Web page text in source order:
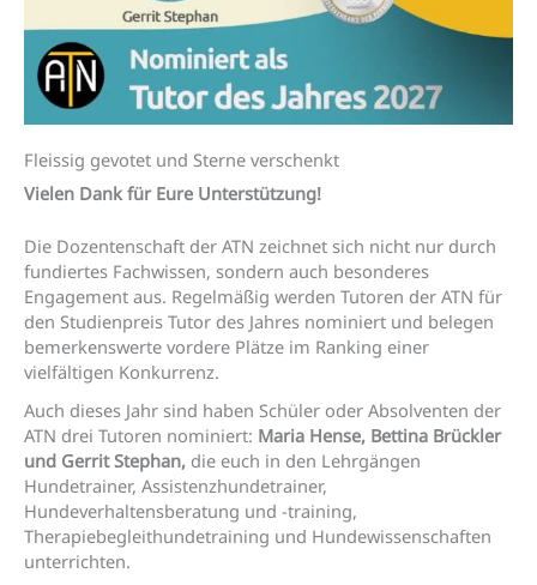
Fleissig gevotet und Sterne verschenkt
Vielen Dank für Eure Unterstützung!
Die Dozentenschaft der ATN zeichnet sich nicht nur durch
fundiertes Fachwissen, sondern auch besonderes
Engagement aus. Regelmäßig werden Tutoren der ATN für
den Studienpreis Tutor des Jahres nominiert und belegen
bemerkenswerte vordere Plätze im Ranking einer
vielfältigen Konkurrenz.
Auch dieses Jahr sind haben Schüler oder Absolventen der
ATN drei Tutoren nominiert: Maria Hense, Bettina Brückler
und Gerrit Stephan, die euch in den Lehrgängen
Hundetrainer, Assistenzhundetrainer,
Hundeverhaltensberatung und -training,
Therapiebegleithundetraining und Hundewissenschaften
unterrichten.